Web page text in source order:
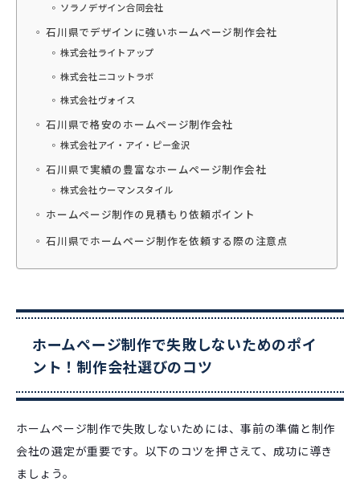
ソラノデザイン合同会社
石川県でデザインに強いホームページ制作会社
株式会社ライトアップ
株式会社ニコットラボ
株式会社ヴォイス
石川県で格安のホームページ制作会社
株式会社アイ・アイ・ピー金沢
石川県で実績の豊富なホームページ制作会社
株式会社ウーマンスタイル
ホームページ制作の見積もり依頼ポイント
石川県でホームページ制作を依頼する際の注意点
ホームページ制作で失敗しないためのポイ
ント！制作会社選びのコツ
ホームページ制作で失敗しないためには、事前の準備と制作
会社の選定が重要です。以下のコツを押さえて、成功に導き
ましょう。